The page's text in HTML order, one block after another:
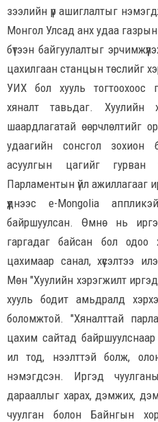
зээлийн үр ашиглалтыг
Монгол Улсад анх удаа газрын
бүтээн байгуулалтыг
цахилгаан станцын төслийг
УИХ бол хууль тогтоохоос
хяналт тавьдаг. Хуулийн
шаардлагатай өөрчлөлтийг
удаагийн сонсгол зохион
асуулгын цагийг гурван
Парламентын үйл ажиллагааг
үүднээс e-Mongolia
байршуулсан. Өмнө нь
гаргадаг байсан бол одоо
цахимаар санал, хүсэлтээ
Мөн "Хуулийн хэрэгжилт
хууль бодит амьдралд
боломжтой. "Хяналттай
цахим сайтад
ил тод, нээлттэй болж,
нэмэгдсэн. Иргэд
дарааллыг харах, дэмжих,
чуулган болон Байнгын